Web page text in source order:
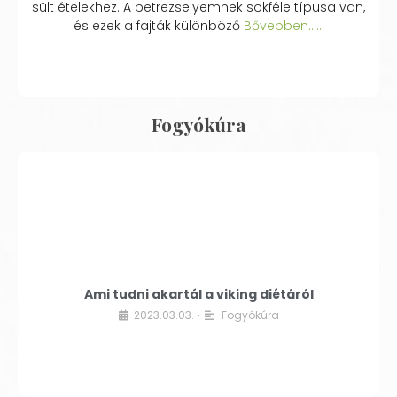
sült ételekhez. A petrezselyemnek sokféle típusa van,
és ezek a fajták különbözőBővebben...…
Fogyókúra
Ami tudni akartál a viking diétáról
2023.03.03. • Fogyókúra